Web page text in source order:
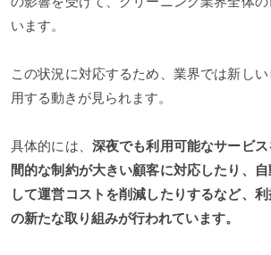
います。
この状況に対応するため、業界では新し
用する動きが見られます。
具体的には、 深夜でも利用可能なサービ
間的な制約が大きい顧客に対応したり、
して運営コストを削減したりするなど、
の新たな取り組みが行われています。